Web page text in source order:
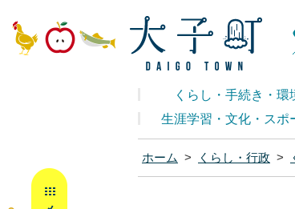
大
くらし・手続き・環
生涯学習・文化・スポ
ホーム > くらし・行政 >